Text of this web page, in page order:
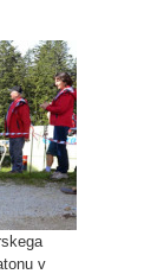
v